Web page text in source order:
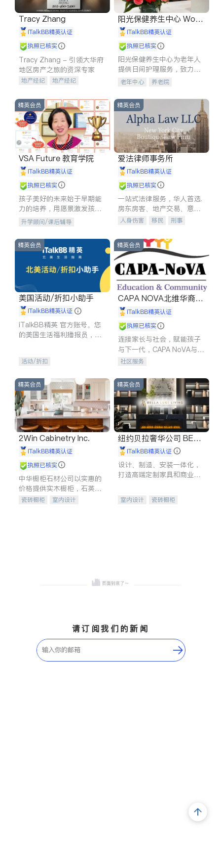
Tracy Zhang
iTalkBB精英认证
执照已核实
Tracy Zhang - 引领大华府
地区房产之旅的资深专家
地产经纪
地产经纪
商铺租售
开发商建商
阳光保健养生中心 World
shine
iTalkBB精英认证
执照已核实
阳光保健养生中心为老年人
提供日间护理服务，致力于
通过持续的护理创新来有效
老年中心 养老院
精英会员
VSA Future 教育学院
iTalkBB精英认证
执照已核实
孩子美好的未来始于早期能
力的培养，用愿景激发孩子
的学习潜力和动力。理念：
拥有成长型心态是成功的基
石。
升学顾问/课后辅导
精英会员
爱法律师事务所
iTalkBB精英认证
执照已核实
一站式法律服务，华人首选.
房东房客、地产交易、意外
伤害、车祸重伤、商业诉
建筑合同、刑事案件全包办
人身伤害 移民
刑事
信托/遗嘱
商业
索赔
律师-其它 保释
精英会员
美国活动/折扣小助手
iTalkBB精英认证
iTalkBB精英 官方账号。您
的美国生活福利播报员，精
专属福利。
活动/折扣
精英会员
CAPA NOVA北维华裔家
长会iTalkBB精英认证
执照已核实
连接家长与社会，赋能孩子
与下一代，CAPA NoVA与您
携手建设包容、公平、充满
社区服务
精英会员
2Win Cabinetry Inc.
iTalkBB精英认证
执照已核实
中华橱柜石材公司以实惠的
价格提供实木橱柜，石英石
台面，多种优质不锈钢水
瓷砖橱柜
室内设计
精英会员
纽约贝拉奢华公司 BELL
A LUXE
iTalkBB精英认证
设计、制造、安装一体化，
打造高端定制家具和商业空
室内设计
瓷砖橱柜
请订阅我们的新闻